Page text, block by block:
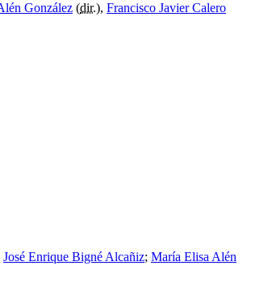
González (dir.), Francisco Javier Calero
José Enrique Bigné Alcañiz; María Elisa Alén